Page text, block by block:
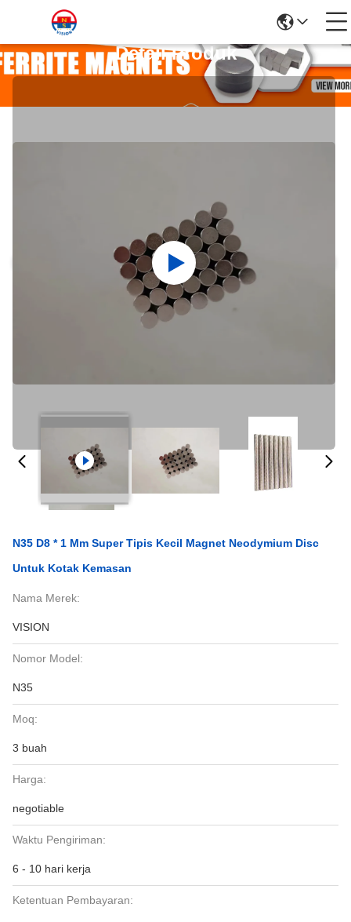
Detail Produk
N35 D8 * 1 Mm Super Tipis Kecil Magnet Neodymium Disc
Untuk Kotak Kemasan
Nama Merek:
VISION
Nomor Model:
N35
Moq:
3 buah
Harga:
negotiable
Waktu Pengiriman:
6 - 10 hari kerja
Ketentuan Pembayaran: